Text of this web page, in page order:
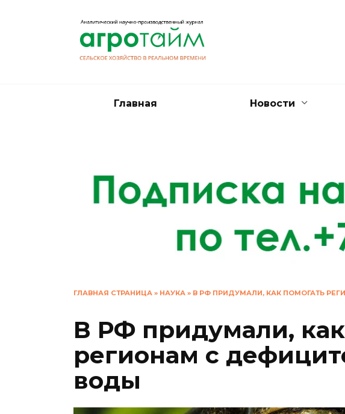
Главная Новости
ГЛАВНАЯ СТРАНИЦА » НАУКА » В РФ ПРИДУМАЛИ, КАК ПОМОГАТЬ
В РФ придумали,
регионам с
воды